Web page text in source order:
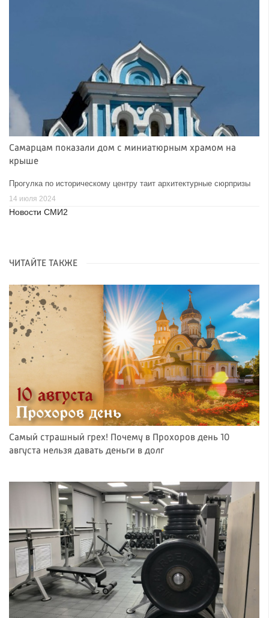
Самарцам показали дом с миниатюрным храмом на
крыше
Прогулка по историческому центру таит архитектурные сюрпризы
14 июля 2024
Новости СМИ2
ЧИТАЙТЕ ТАКЖЕ
Самый страшный грех! Почему в Прохоров день 10
августа нельзя давать деньги в долг